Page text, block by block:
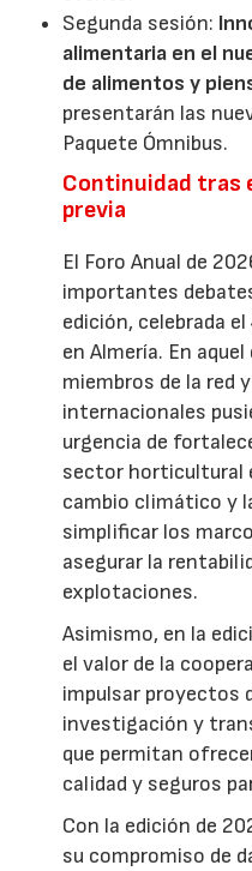
Segunda sesión:
alimentaria en el
de alimentos y
presentarán las
Paquete Ómnibus.
Continuidad tras
previa
El Foro Anual de
importantes
edición, celebrada
en Almería. En
miembros de la red
internacionales
urgencia de
sector horticultural
cambio climático y
simplificar los
asegurar la
explotaciones.
Asimismo, en la
el valor de la
impulsar proyectos
investigación y
que permitan
calidad y seguros
Con la edición de
su compromiso de